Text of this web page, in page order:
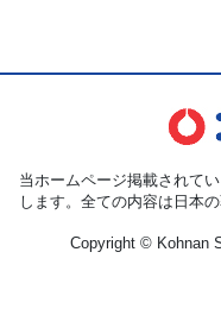
当ホームページ掲載されて
します。全ての内容は日本
Copyright © Kohnan